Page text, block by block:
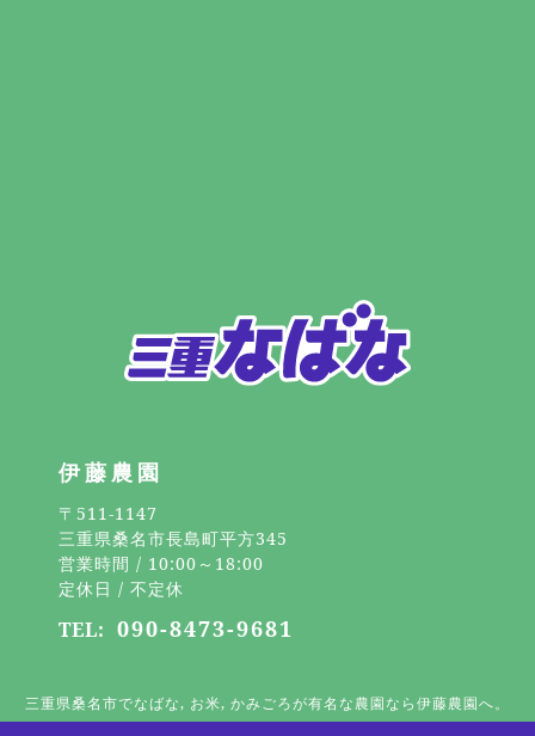
伊藤農園
〒511-1147
三重県桑名市長島町平方345
営業時間 / 10:00～18:00
定休日 / 不定休
TEL: 090-8473-9681
三重県桑名市でなばな, お米, かみごろが有名な農園なら伊藤農園へ。